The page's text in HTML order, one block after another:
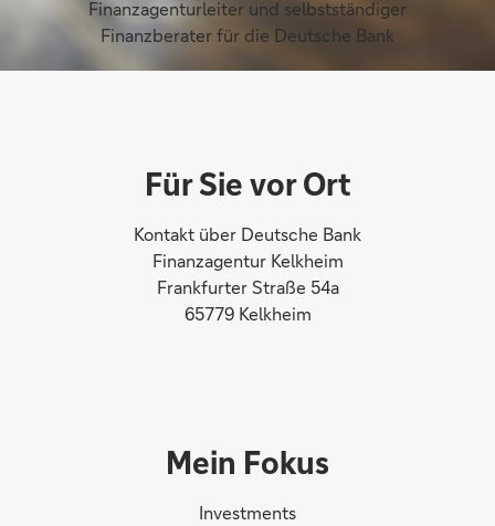
Finanzagenturleiter und selbstständiger
Finanzberater für die Deutsche Bank
Für Sie vor Ort
Kontakt über Deutsche Bank
Finanzagentur Kelkheim
Frankfurter Straße 54a
65779 Kelkheim
Mein Fokus
Investments